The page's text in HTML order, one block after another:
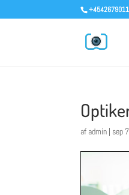
+4542679011
af admin | sep